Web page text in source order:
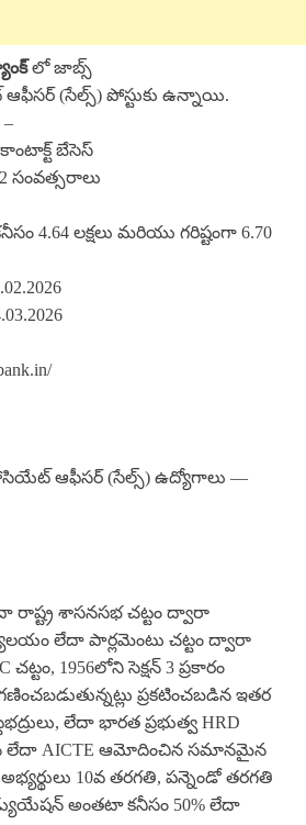
లో జాబ్స్
(సేల్స్) పోస్టుకు ఉన్నాయి.
బేసెస్
సంవత్సరాలు
4.64 లక్షలు మరియు గరిష్టంగా 6.70
ఆఫీసర్ (సేల్స్) ఉద్యోగాలు —
రాష్ట్ర శాసనసభ చట్టం ద్వారా
లేదా పార్లమెంటు చట్టం ద్వారా
1956లోని సెక్షన్ 3 ప్రకారం
ప్రకటించబడిన ఇతర
లేదా భారత ప్రభుత్వ HRD
లేదా AICTE ఆమోదించిన సమానమైన
10వ తరగతి, పన్నెండో తరగతి
అంతటా కనీసం 50% లేదా